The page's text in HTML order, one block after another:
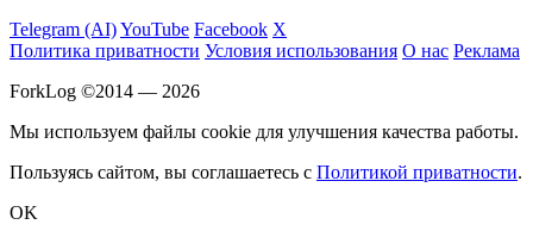
Telegram (AI)YouTube Facebook X
Политика приватности Условия использования О нас Реклама
ForkLog ©2014 — 2026
Мы используем файлы cookie для улучшения качества работы.
Пользуясь сайтом, вы соглашаетесь с Политикой приватности.
OK